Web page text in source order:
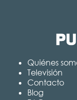
Quiénes
Televisión
Contacto
Blog